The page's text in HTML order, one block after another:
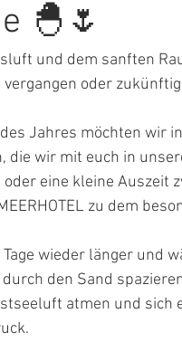
🐣🌷
und dem sanften
oder
Jahres möchten wir
die wir mit euch in
eine kleine Auszeit
zu dem
wieder länger und
den Sand
atmen und sich